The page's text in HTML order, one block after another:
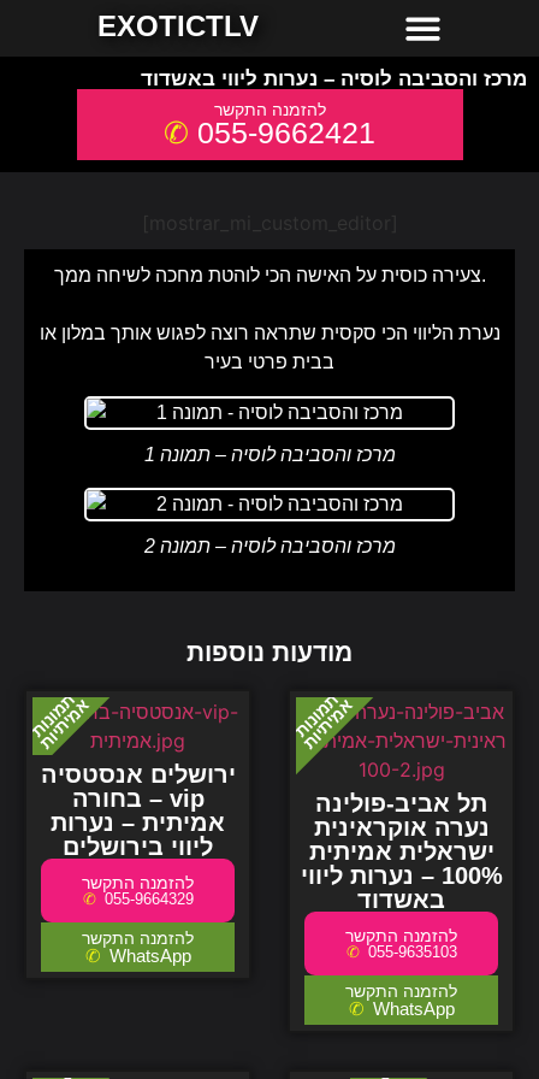
EXOTICTLV
מרכז והסביבה לוסיה – נערות ליווי באשדוד
055-9662421
[mostrar_mi_custom_editor]
צעירה כוסית על האישה הכי לוהטת מחכה לשיחה ממך.
נערת הליווי הכי סקסית שתראה רוצה לפגוש אותך במלון או
בבית פרטי בעיר
מרכז והסביבה לוסיה – תמונה 1
מרכז והסביבה לוסיה – תמונה 2
מודעות נוספות
ירושלים אנסטסיה
– בחורה vip
אמיתית – נערות
ליווי בירושלים
055-9664329
WhatsApp
תל אביב-פולינה
נערה אוקראינית
ישראלית אמיתית
100% – נערות ליווי
באשדוד
055-9635103
WhatsApp